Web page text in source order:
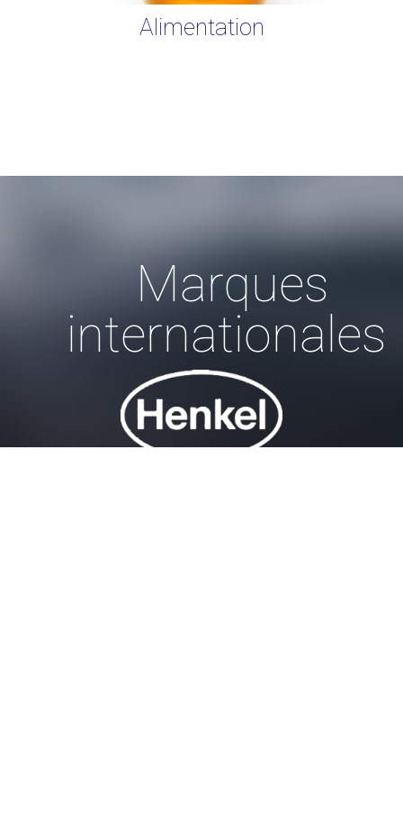
Alimentation
Marques
internationales